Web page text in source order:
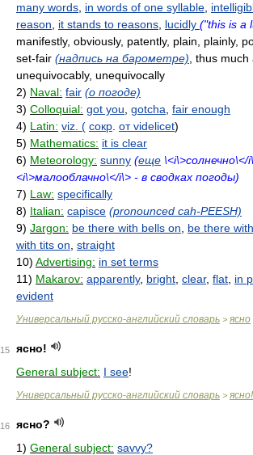
many words in words of one syllable
reason
it stands to reasons lucidly ("this is a
manifestly, obviously, patently, plain, plainly,
set-fair (надпись на барометре) , thus
unequivocably, unequivocally
2) Naval: fair (о погоде)
3) Colloquial: got you gotcha fair enough
4) Latin: viz. ( сокр от videlicet)
5) Mathematics: it is clear
6) Meteorology: sunny (еще \<i\>солнечно\</
<i\>малооблачно\</i\> - в сводках погоды)
7) Law: specifically
8) Italian: capisce (pronounced cah-PEESH)
9) Jargon: be there with bells on be there
with tits on straight
10) Advertising: in set terms
11) Makarov: apparently, bright clear, flat in
evident
Универсальный русско-английский словарь > ясно
15
ясно!
General subject: I see!
Универсальный русско-английский словарь > ясно!
16
ясно?
1) General subject: savvy?